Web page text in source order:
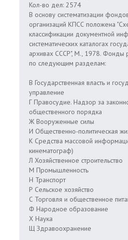
Кол-во дел: 2574
В основу систематизации
организаций КПСС положена
классификации документной
систематических каталогах
архивах СССР", М., 1978. Фонды
по следующим разделам:
В Государственная власть и
управление
Г Правосудие. Надзор за
общественного порядка
Ж Вооруженные силы
И Общественно-политическая
К Средства массовой
кинематограф)
Л Хозяйственное строительство
М Промышленность
Н Транспорт
Р Сельское хозяйство
С Торговля и общественное
Ф Народное образование
Х Наука
Щ Здравоохранение